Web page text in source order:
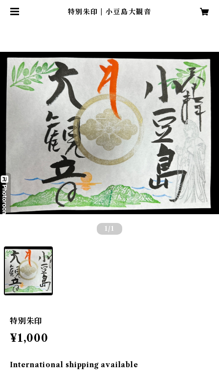
特別朱印 | 小豆島大観音
1 /1
特別朱印
¥1,000
International shipping available